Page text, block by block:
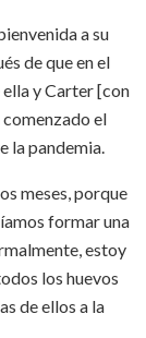
a su
de que en el
y Carter [con
el
la pandemia.
meses, porque
formar una
estoy
los huevos
de ellos a la